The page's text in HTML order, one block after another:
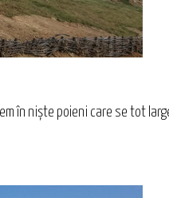
în niște poieni care se tot